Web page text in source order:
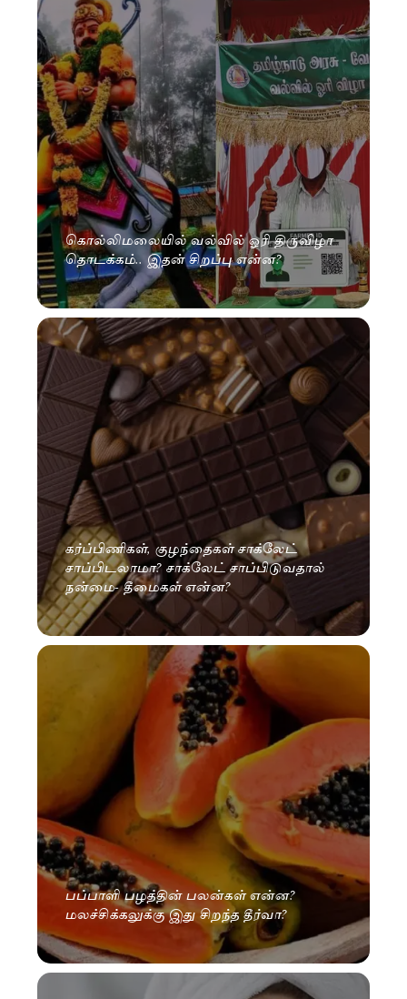
கொல்லிமலையில் வல்வில் ஓரி திருவிழா
தொடக்கம்.. இதன் சிறப்பு என்ன?
கர்ப்பிணிகள், குழந்தைகள் சாக்லேட்
சாப்பிடலாமா? சாக்லேட் சாப்பிடுவதால்
நன்மை- தீமைகள் என்ன?
பப்பாளி பழத்தின் பலன்கள் என்ன?
மலச்சிக்கலுக்கு இது சிறந்த தீர்வா?